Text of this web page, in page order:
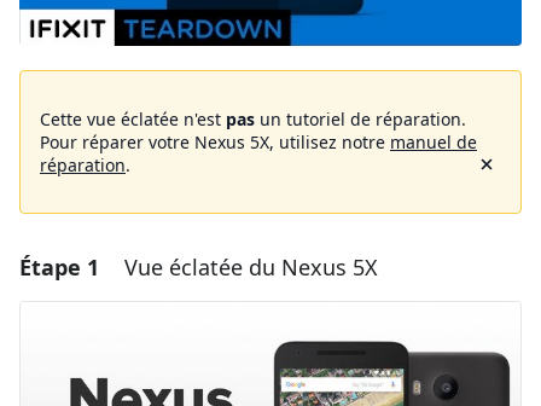
Cette vue éclatée n'est pas un tutoriel de réparation.
Pour réparer votre Nexus 5X, utilisez notre manuel de
réparation.
Étape 1 Vue éclatée du Nexus 5X